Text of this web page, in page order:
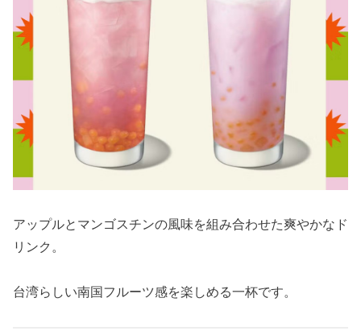
アップルとマンゴスチンの風味を組み合わせた爽やかなド
リンク。
台湾らしい南国フルーツ感を楽しめる一杯です。